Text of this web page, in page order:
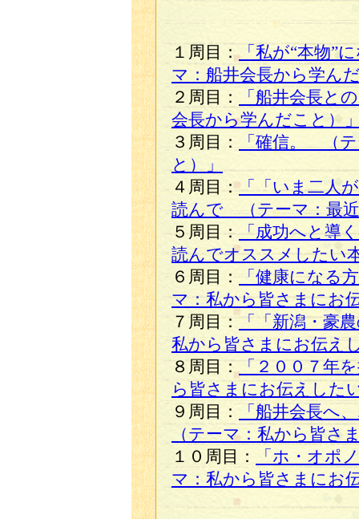
１周目：「私が“本物”
マ：船井会長から学ん
２周目：
「船井会長と
会長から学んだこと）
３周目：
「確信。 （
と）」
４周目： 「「いま二人
読んで （テーマ：最
５周目：
「成功へと導
読んでオススメしたい
６周目：
「健康になる
マ：私から皆さまにお
７周目： 「「新潟・豪
私から皆さまにお伝え
８周目：
「２００７年
ら皆さまにお伝えした
９周目：
「船井会長へ
（テーマ：私から皆さ
１０周目：
「ホ・オポ
マ：私から皆さまにお